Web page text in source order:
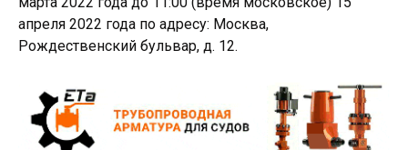
апреля 2022 года по адресу: Москва,
Рождественский бульвар, д. 12.